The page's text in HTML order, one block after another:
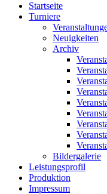
Startseite
Turniere
Neuigkeiten
Archiv
Bildergalerie
Leistungsprofil
Produktion
Impressum